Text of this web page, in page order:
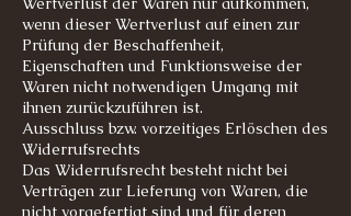
wenn dieser Wertverlust auf einen zur
Prüfung der Beschaffenheit,
Eigenschaften und Funktionsweise der
Waren nicht notwendigen Umgang mit
ihnen zurückzuführen ist.
Ausschluss bzw. vorzeitiges Erlöschen des
Widerrufsrechts
Das Widerrufsrecht besteht nicht bei
Verträgen zur Lieferung von Waren, die
nicht vorgefertigt sind und für deren